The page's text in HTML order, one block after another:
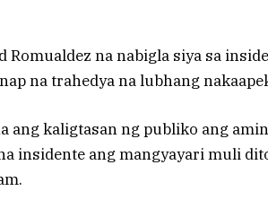
Romualdez na nabigla siya sa
na trahedya na lubhang
ang kaligtasan ng publiko ang
insidente ang mangyayari muli